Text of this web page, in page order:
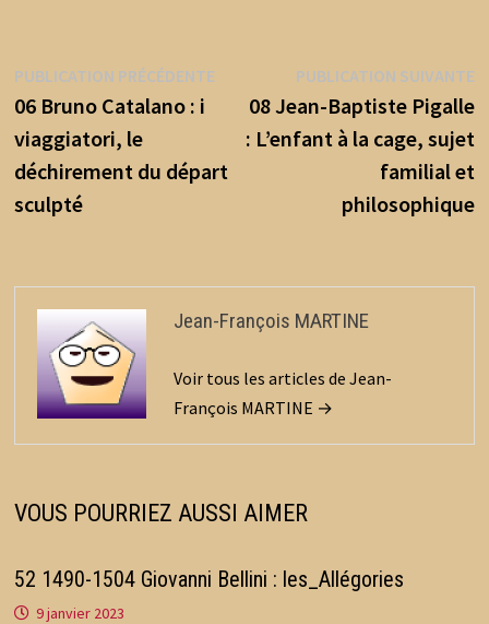
o
o
k
er l
ge
r
Navigation
de
l’article
PUBLICATION PRÉCÉDENTEPublication
précédente :
06 Bruno Catalano : i
viaggiatori, le
déchirement du départ
sculpté
PUBLICATION SUIVANTE
08 Jean-Baptiste Pigalle
: L’enfant à la cage, sujet
familial et
philosophique
Jean-François MARTINE
Voir tous les articles de Jean-
François MARTINE →
VOUS POURRIEZ AUSSI AIMER
52 1490-1504 Giovanni Bellini : les_Allégories
9 janvier 2023